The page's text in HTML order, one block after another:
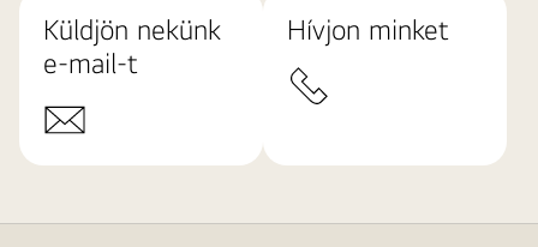
Küldjön nekünk
e-mail-t
Hívjon minket